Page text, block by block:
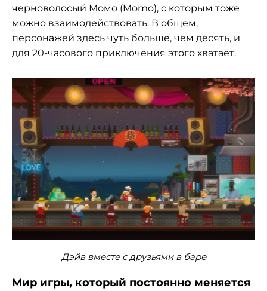
черноволосый Момо (Momo), с которым тоже
можно взаимодействовать. В общем,
персонажей здесь чуть больше, чем десять, и
для 20-часового приключения этого хватает.
Дэйв вместе с друзьями в баре
Мир игры, который постоянно меняется